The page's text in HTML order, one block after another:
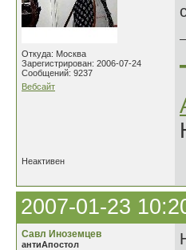
Откуда: Москва
Зарегистрирован: 2006-07-24
Сообщений: 9237
Вебсайт
Неактивен
2007-01-23
Савл Иноземцев
антиАпостол